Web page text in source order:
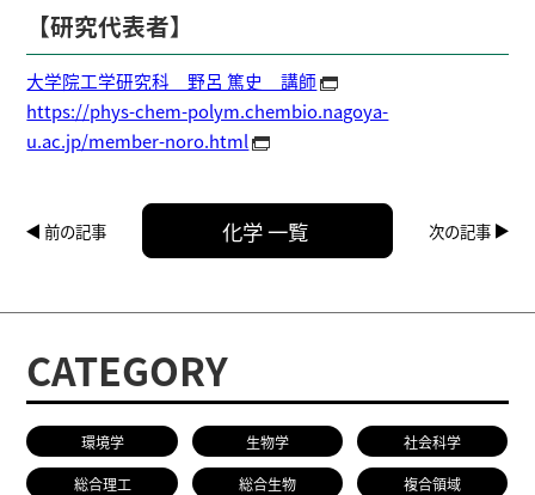
【研究代表者】
大学院工学研究科 野呂 篤史 講師
https://phys-chem-polym.chembio.nagoya-
u.ac.jp/member-noro.html
前の記事 化学 一覧 次の記事
CATEGORY
環境学 生物学 社会科学
総合理工 総合生物 複合領域